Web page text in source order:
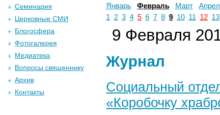
Январь Февраль Март
1
2 3 4 5 6 7 8 9 10 11 12 13
9 Февраля
Журнал
Социальный
«Коробочку
Семинария
Церковные СМИ
Блогосфера
Фотогалерея
Медиатека
Вопросы священнику
Архив
Контакты